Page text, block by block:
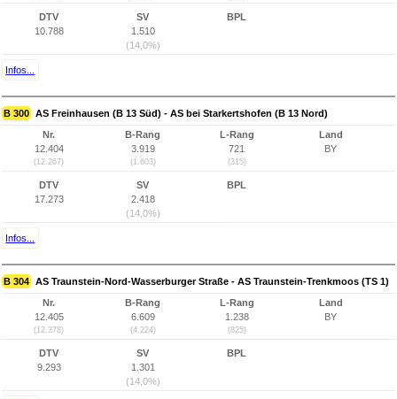
DTV
10.788
SV
1.510
(14,0%)
BPL
Infos...
B 300 AS Freinhausen (B 13 Süd) - AS bei Starkertshofen (B 13 Nord)
Nr.
12.404
(12.267)
B-Rang
3.919
(1.603)
L-Rang
721
(315)
Land
BY
DTV
17.273
SV
2.418
(14,0%)
BPL
Infos...
B 304 AS Traunstein-Nord-Wasserburger Straße - AS Traunstein-Trenkmoos (TS 1)
Nr.
12.405
(12.378)
B-Rang
6.609
(4.224)
L-Rang
1.238
(825)
Land
BY
DTV
9.293
SV
1.301
(14,0%)
BPL